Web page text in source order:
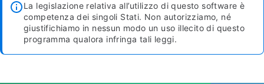
La legislazione relativa all’utilizzo di questo software è
competenza dei singoli Stati. Non autorizziamo, né
giustifichiamo in nessun modo un uso illecito di questo
programma qualora infringa tali leggi.